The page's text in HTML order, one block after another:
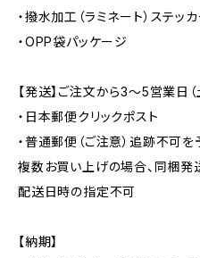
・撥水加工（ラミネート）ステッ
・OPP袋パッケージ
【発送】ご注文から3〜5営業日（
・日本郵便クリックポスト
・普通郵便（ご注意）追跡不可
複数お買い上げの場合、同梱発
配送日時の指定不可
【納期】